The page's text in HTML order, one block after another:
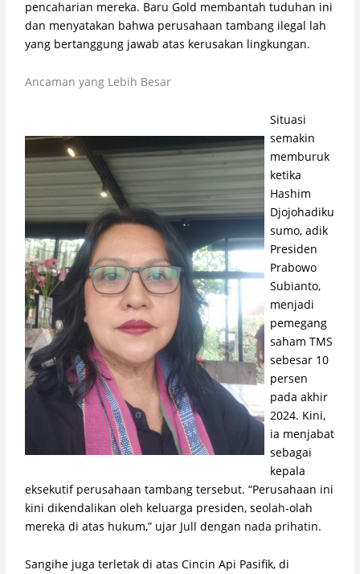
pencaharian mereka. Baru Gold membantah tuduhan ini
dan menyatakan bahwa perusahaan tambang ilegal lah
yang bertanggung jawab atas kerusakan lingkungan.
Ancaman yang Lebih Besar
Situasi
semakin
memburuk
ketika
Hashim
Djojohadiku
sumo, adik
Presiden
Prabowo
Subianto,
menjadi
pemegang
saham TMS
sebesar 10
persen
pada akhir
2024. Kini,
ia menjabat
sebagai
kepala
eksekutif perusahaan tambang tersebut. “Perusahaan ini
kini dikendalikan oleh keluarga presiden, seolah-olah
mereka di atas hukum,” ujar Jull dengan nada prihatin.
Sangihe juga terletak di atas Cincin Api Pasifik, di